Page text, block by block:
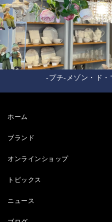
-プチ-メゾン・ド
ホーム
ブランド
オンラインショップ
トピックス
ニュース